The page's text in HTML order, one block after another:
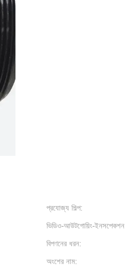
প্রযোজ্য শিল্প:
ভিডিও-আউটগোয়িং-
বিপণনের ধরন:
অংশের নাম: